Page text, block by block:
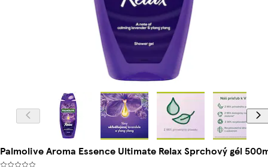
Palmolive Aroma Essence Ultimate Relax Sprchový gél